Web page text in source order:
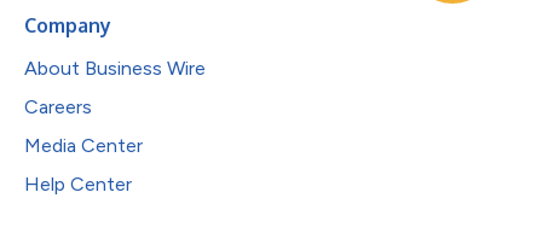
Company
About Business Wire
Careers
Media Center
Help Center